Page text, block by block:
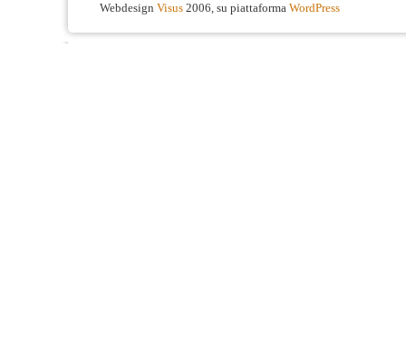
Webdesign Visus 2006, su piattaforma WordPress